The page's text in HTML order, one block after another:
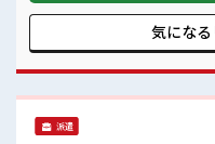
向いている仕事が
っかりサポートします！ ■職場の雰囲気 20代
くさん活躍中の活
り☆ ロッカー付き
気にな
派遣